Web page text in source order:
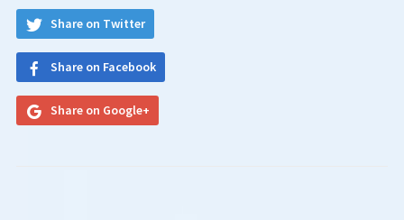
Share on Twitter
Share on Facebook
Share on Google+